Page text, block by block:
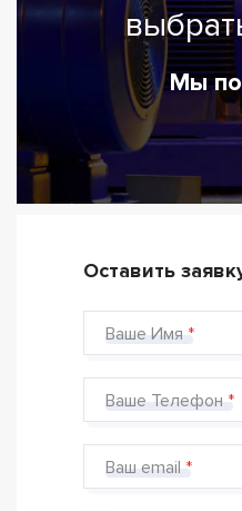
Мы
Оставить
Ваше Имя
Ваше Телефон
Ваш email